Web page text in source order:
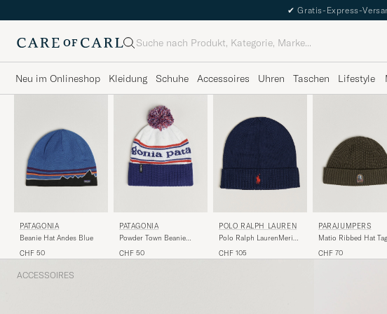
✔ Gratis-Express-
Suche
Neu im Onlineshop Kleidung Schuhe Accessoires Uhren Taschen Lifestyle
PATAGONIA
Beanie Hat Andes Blue
CHF 50
PATAGONIA
Powder Town Beanie
CHF 50
POLO RALPH LAUREN
Polo Ralph LaurenMerino
CHF 105
PARAJUMPERS
Matio Ribbed Hat
CHF 70
ACCESSOIRES